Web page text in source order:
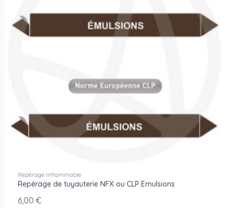
difficiles : températures élevées, exposition aux solvants,
rayonnement UV. Ils intègrent les pictogrammes GHS
pratiques de signalisation en zones ATEX.
Repérage Inflammable
Repérage de tuyauterie NFX ou CLP Emulsions
6,00 €